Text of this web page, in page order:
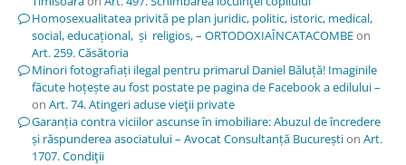
Homosexualitatea privită pe plan juridic, politic, istoric, medical,
social, educațional, și religios, – ORTODOXIAÎNCATACOMBEon
Art. 259. Căsătoria
Minori fotografiați ilegal pentru primarul Daniel Băluță! Imaginile
făcute hoțește au fost postate pe pagina de Facebook a edilului –
on Art. 74. Atingeri aduse vieţii private
Garanția contra viciilor ascunse în imobiliare: Abuzul de încredere
și răspunderea asociatului – Avocat Consultanță Bucureștion Art.
1707. Condiţii